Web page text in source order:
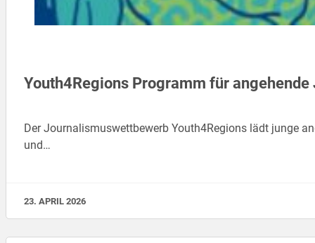
Youth4Regions Programm für
Der Journalismuswettbewerb Youth4Regions lädt junge
und…
23. APRIL 2026